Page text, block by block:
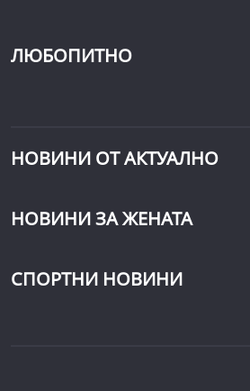
ЛЮБОПИТНО
НОВИНИ ОТ АКТУАЛНО
НОВИНИ ЗА ЖЕНАТА
СПОРТНИ НОВИНИ